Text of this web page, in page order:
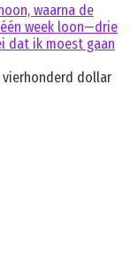
waarna de
week loon—drie
dat ik moest gaan
vierhonderd dollar